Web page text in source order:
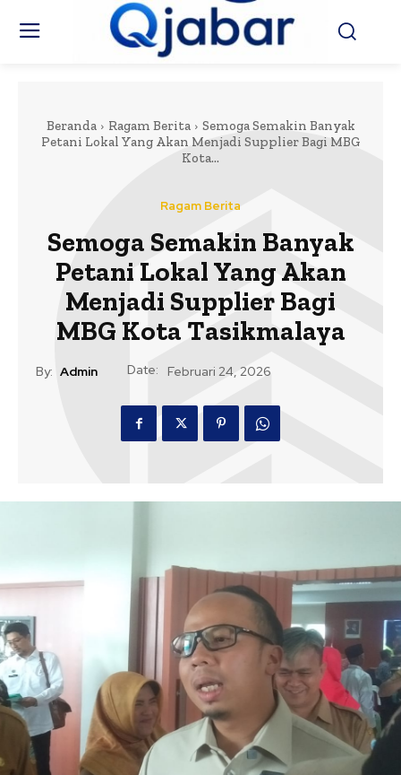
Beranda Ragam Berita
Semoga Semakin Banyak
Petani Lokal Yang Akan Menjadi Supplier Bagi MBG
Kota...
Ragam Berita
Semoga Semakin Banyak
Petani Lokal Yang Akan
Menjadi Supplier Bagi
MBG Kota Tasikmalaya
By: Admin Date: Februari 24, 2026